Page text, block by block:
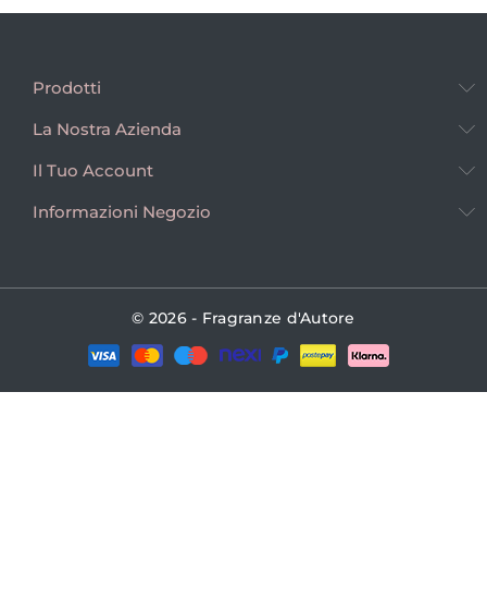
Prodotti
La Nostra Azienda
Il Tuo Account
Informazioni Negozio
© 2026 - Fragranze d'Autore